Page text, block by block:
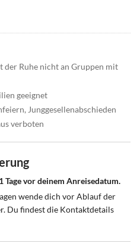
der Ruhe nicht an Gruppen mit
geeignet
Junggesellenabschieden
verboten
Tage vor deinem Anreisedatum.
wende dich vor Ablauf der
Du findest die Kontaktdetails